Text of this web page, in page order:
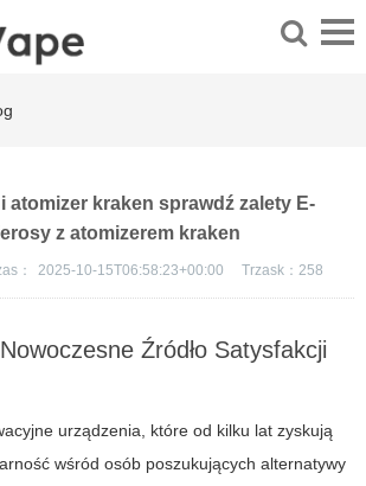
atomizer kraken sprawdź zalety E-
z atomizerem kraken
： 2025-10-15T06:58:23+00:00 Trzask： 258
Źródło Satysfakcji
urządzenia, które od kilku lat zyskują
wśród osób poszukujących alternatywy